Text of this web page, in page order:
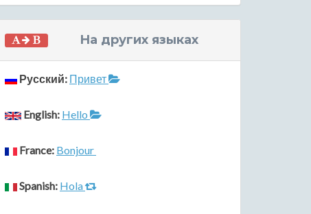
На других языках
Русский: Привет
English: Hello
France: Bonjour
Spanish: Hola